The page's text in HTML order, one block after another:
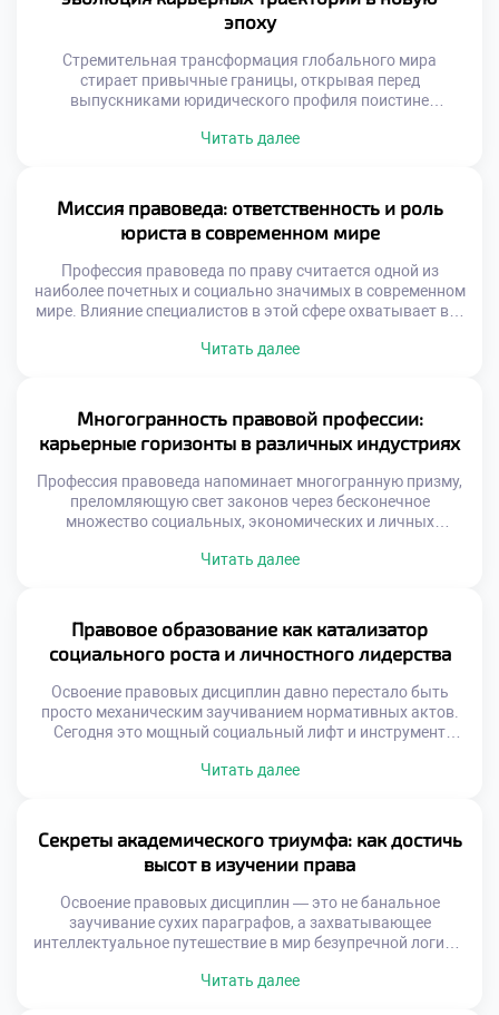
эпоху
Стремительная трансформация глобального мира
стирает привычные границы, открывая перед
выпускниками юридического профиля поистине
маршрутам приходят неординарные векторы развития,
формирование ценностей будущего общества. Именно
поэтому качественное обучение в московском техникуме
становится тем самым надежным фундаментом, который
Читать далее
Миссия правоведа: ответственность и роль
юриста в современном мире
Профессия правоведа по праву считается одной из
наиболее почетных и социально значимых в современном
мире. Влияние специалистов в этой сфере охватывает все
глобальных государственных процессов. Именно поэтому
закладывает основы будущей ответственности и
профессионального долга. Юристы выступают главными
[…]
Читать далее
Многогранность правовой профессии:
карьерные горизонты в различных индустриях
Профессия правоведа напоминает многогранную призму,
преломляющую свет законов через бесконечное
множество социальных, экономических и личных
директоров транснациональной корпорации или
происходящих процессов. Именно поэтому осознанное
обучение в московском техникуме становится тем самым
надежным компасом, который помогает абитуриентам не
Читать далее
Правовое образование как катализатор
социального роста и личностного лидерства
Освоение правовых дисциплин давно перестало быть
просто механическим заучиванием нормативных актов.
Сегодня это мощный социальный лифт и инструмент
личность, так и общество в целом. В эпоху глобализации
личностного и общественного прогресса, и качественное
обучение в московском техникуме выступает здесь […]
Читать далее
Секреты академического триумфа: как достичь
высот в изучении права
Освоение правовых дисциплин — это не банальное
заучивание сухих параграфов, а захватывающее
интеллектуальное путешествие в мир безупречной логики,
мечтающие о триумфе в профессии, неизбежно
Читать далее